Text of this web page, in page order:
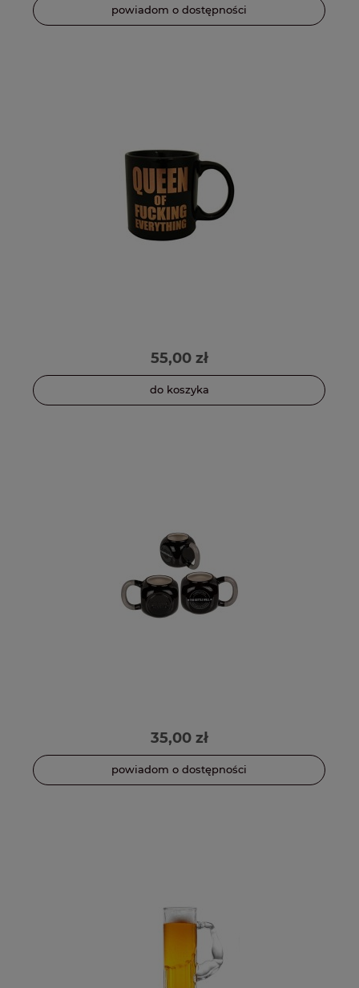
powiadom o dostępności
55,00 zł
do koszyka
35,00 zł
powiadom o dostępności